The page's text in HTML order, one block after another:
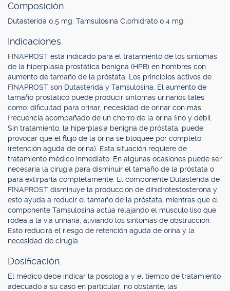
Composición.
Dutasterida 0,5 mg: Tamsulosina Clorhidrato 0,4 mg.
Indicaciones.
FINAPROST está indicado para el tratamiento de los síntomas
de la hiperplasia prostática benigna (HPB) en hombres con
aumento de tamaño de la próstata. Los principios activos de
FINAPROST son Dutasterida y Tamsulosina. El aumento de
tamaño prostático puede producir síntomas urinarios tales
como: dificultad para orinar, necesidad de orinar con más
frecuencia acompañado de un chorro de la orina fino y débil.
Sin tratamiento, la hiperplasia benigna de próstata, puede
provocar que el flujo de la orina se bloquee por completo
(retención aguda de orina). Esta situación requiere de
tratamiento médico inmediato. En algunas ocasiones puede ser
necesaria la cirugía para disminuir el tamaño de la próstata o
para extirparla completamente. El componente Dutasterida de
FINAPROST disminuye la producción de dihidrotestosterona y
esto ayuda a reducir el tamaño de la próstata; mientras que el
componente Tamsulosina actúa relajando el músculo liso que
rodea a la vía urinaria, aliviando los síntomas de obstrucción.
Esto reducirá el riesgo de retención aguda de orina y la
necesidad de cirugía.
Dosificación.
El médico debe indicar la posología y el tiempo de tratamiento
adecuado a su caso en particular, no obstante, las